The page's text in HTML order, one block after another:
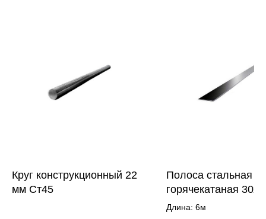
Круг конструкционный 22
мм Ст45
Полоса стальная
горячекатаная
Длина: 6м